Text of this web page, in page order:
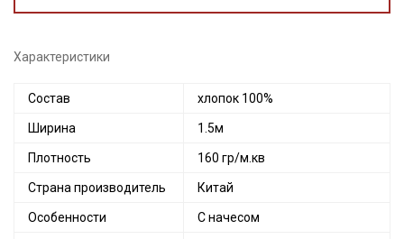
Характеристики
Состав хлопок 100%
Ширина 1.5м
Плотность 160 гр/м.кв
Страна производитель Китай
Особенности С начесом